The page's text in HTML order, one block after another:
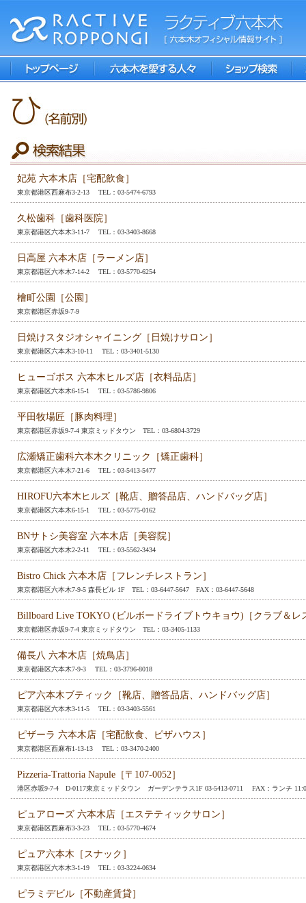
妃苑 六本木店［宅配飲食］
東京都港区西麻布3-2-13 TEL：03-5474-6793
久松歯科［歯科医院］
東京都港区六本木3-11-7 TEL：03-3403-8668
日高屋 六本木店［ラーメン店］
東京都港区六本木7-14-2 TEL：03-5770-6254
檜町公園［公園］
東京都港区赤坂9-7-9
日焼けスタジオシャイニング［日焼けサロン］
東京都港区六本木3-10-11 TEL：03-3401-5130
ヒューゴボス 六本木ヒルズ店［衣料品店］
東京都港区六本木6-15-1 TEL：03-5786-9806
平田牧場匠［豚肉料理］
東京都港区赤坂9-7-4 東京ミッドタウン TEL：03-6804-3729
広瀬矯正歯科六本木クリニック［矯正歯科］
東京都港区六本木7-21-6 TEL：03-5413-5477
HIROFU六本木ヒルズ［靴店、贈答品店、ハンドバッグ店］
東京都港区六本木6-15-1 TEL：03-5775-0162
BNサトシ美容室 六本木店［美容院］
東京都港区六本木2-2-11 TEL：03-5562-3434
Bistro Chick 六本木店［フレンチレストラン］
東京都港区六本木7-9-5 森長ビル 1F TEL：03-6447-5647 FAX：03-6447-5648
Billboard Live TOKYO (ビルボードライブトウキョウ)［クラブ＆レ
東京都港区赤坂9-7-4 東京ミッドタウン TEL：03-3405-1133
備長八 六本木店［焼鳥店］
東京都港区六本木7-9-3 TEL：03-3796-8018
ピア六本木ブティック［靴店、贈答品店、ハンドバッグ店］
東京都港区六本木3-11-5 TEL：03-3403-5561
ピザーラ 六本木店［宅配飲食、ピザハウス］
東京都港区西麻布1-13-13 TEL：03-3470-2400
Pizzeria-Trattoria Napule［〒107-0052］
港区赤坂9-7-4 D-0117東京ミッドタウン ガーデンテラス1F 03-5413-0711 FAX：ランチ
ピュアローズ 六本木店［エステティックサロン］
東京都港区西麻布3-3-23 TEL：03-5770-4674
ピュア六本木［スナック］
東京都港区六本木3-1-19 TEL：03-3224-0634
ピラミデビル［不動産賃貸］